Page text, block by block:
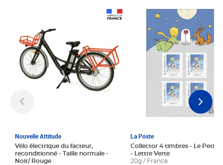
Nouvelle Attitude
Vélo électrique du facteur,
reconditionné - Taille normale -
Noir/ Rouge
La Poste
Collector 4 timbres - Le Petit
- Lettre Verte
20g / France
Prix 6,25€ HT